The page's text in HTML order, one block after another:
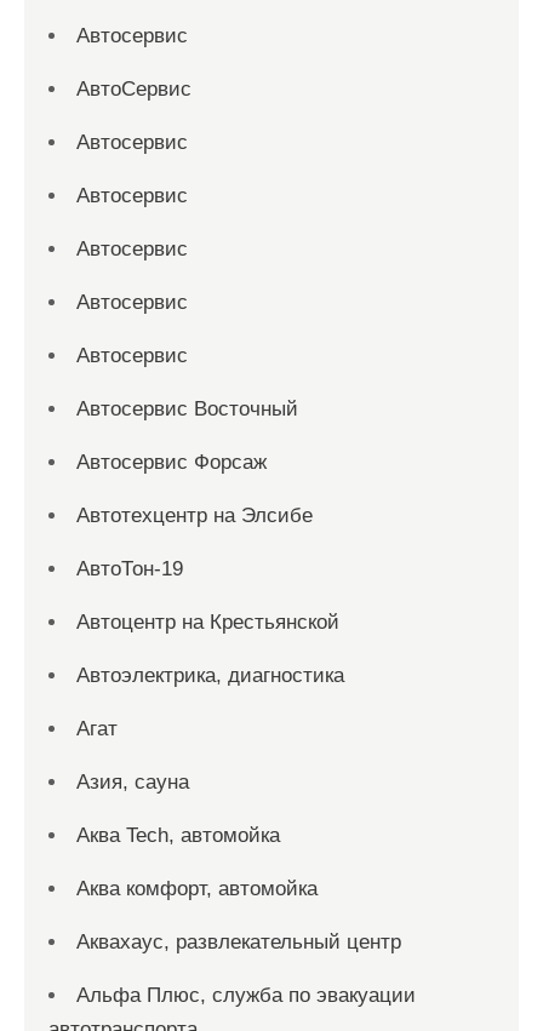
Автосервис
АвтоСервис
Автосервис
Автосервис
Автосервис
Автосервис
Автосервис
Автосервис Восточный
Автосервис Форсаж
Автотехцентр на Элсибе
АвтоТон-19
Автоцентр на Крестьянской
Автоэлектрика, диагностика
Агат
Азия, сауна
Аква Tech, автомойка
Аква комфорт, автомойка
Аквахаус, развлекательный центр
Альфа Плюс, служба по эвакуации